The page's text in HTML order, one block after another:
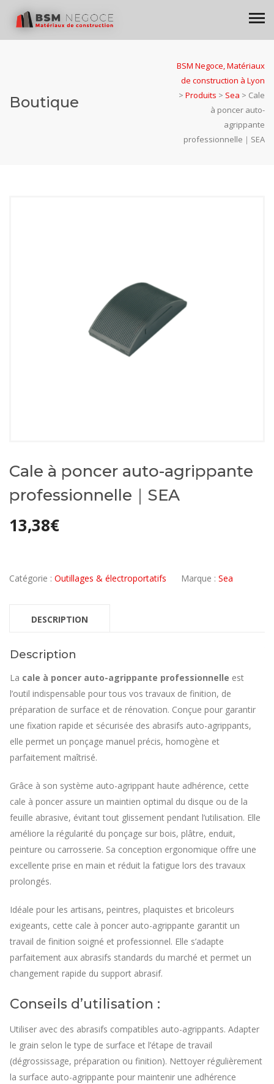
Boutique
BSM Negoce, Matériaux
de construction à Lyon
> Produits > Sea > Cale
à poncer auto-
agrippante
professionnelle｜SEA
Cale à poncer auto-agrippante
professionnelle｜SEA
13,38€
Catégorie : Outillages & électroportatifs Marque : Sea
DESCRIPTION
Description
La cale à poncer auto-agrippante professionnelle est
l’outil indispensable pour tous vos travaux de finition, de
préparation de surface et de rénovation. Conçue pour garantir
une fixation rapide et sécurisée des abrasifs auto-agrippants,
elle permet un ponçage manuel précis, homogène et
parfaitement maîtrisé.
Grâce à son système auto-agrippant haute adhérence, cette
cale à poncer assure un maintien optimal du disque ou de la
feuille abrasive, évitant tout glissement pendant l’utilisation. Elle
améliore la régularité du ponçage sur bois, plâtre, enduit,
peinture ou carrosserie. Sa conception ergonomique offre une
excellente prise en main et réduit la fatigue lors des travaux
prolongés.
Idéale pour les artisans, peintres, plaquistes et bricoleurs
exigeants, cette cale à poncer auto-agrippante garantit un
travail de finition soigné et professionnel. Elle s’adapte
parfaitement aux abrasifs standards du marché et permet un
changement rapide du support abrasif.
Conseils d’utilisation :
Utiliser avec des abrasifs compatibles auto-agrippants. Adapter
le grain selon le type de surface et l’étape de travail
(dégrossissage, préparation ou finition). Nettoyer régulièrement
la surface auto-agrippante pour maintenir une adhérence